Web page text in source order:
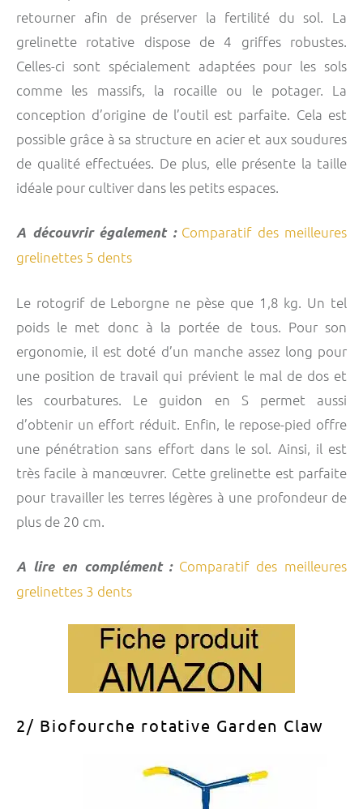
retourner afin de préserver la fertilité du sol. La
grelinette rotative dispose de 4 griffes robustes.
Celles-ci sont spécialement adaptées pour les sols
comme les massifs, la rocaille ou le potager. La
conception d’origine de l’outil est parfaite. Cela est
possible grâce à sa structure en acier et aux soudures
de qualité effectuées. De plus, elle présente la taille
idéale pour cultiver dans les petits espaces.
A découvrir également : Comparatif des meilleures
grelinettes 5 dents
Le rotogrif de Leborgne ne pèse que 1,8 kg. Un tel
poids le met donc à la portée de tous. Pour son
ergonomie, il est doté d’un manche assez long pour
une position de travail qui prévient le mal de dos et
les courbatures. Le guidon en S permet aussi
d’obtenir un effort réduit. Enfin, le repose-pied offre
une pénétration sans effort dans le sol. Ainsi, il est
très facile à manœuvrer. Cette grelinette est parfaite
pour travailler les terres légères à une profondeur de
plus de 20 cm.
A lire en complément : Comparatif des meilleures
grelinettes 3 dents
2/ Biofourche rotative Garden Claw